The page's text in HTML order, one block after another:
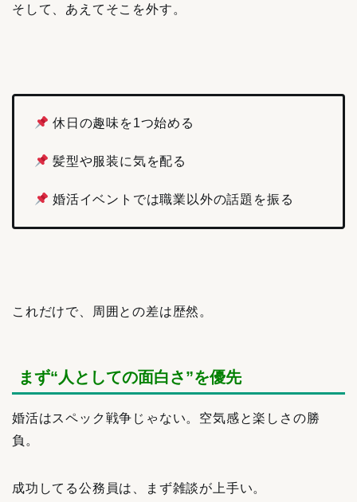
そして、あえてそこを外す。
休日の趣味を1つ始める
髪型や服装に気を配る
婚活イベントでは職業以外の話題を振る
これだけで、周囲との差は歴然。
まず“人としての面白さ”を優先
婚活はスペック戦争じゃない。空気感と楽しさの勝
負。
成功してる公務員は、まず雑談が上手い。